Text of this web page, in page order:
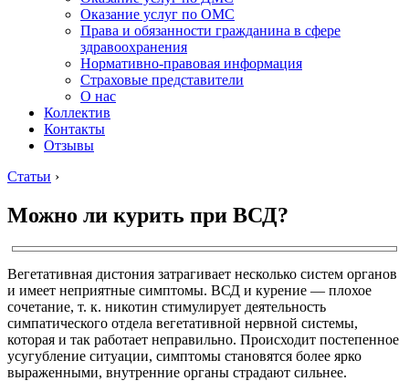
Оказание услуг по ОМС
Права и обязанности гражданина в сфере
здравоохранения
Нормативно-правовая информация
Страховые представители
О нас
Коллектив
Контакты
Отзывы
Статьи ›
Можно ли курить при ВСД?
Вегетативная дистония затрагивает несколько систем органов
и имеет неприятные симптомы. ВСД и курение ― плохое
сочетание, т. к. никотин стимулирует деятельность
симпатического отдела вегетативной нервной системы,
которая и так работает неправильно. Происходит постепенное
усугубление ситуации, симптомы становятся более ярко
выраженными, внутренние органы страдают сильнее.